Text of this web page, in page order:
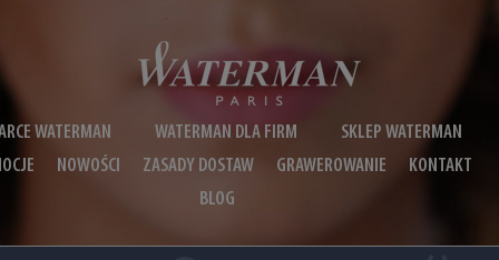
WATERMAN WATERMAN DLA FIRM
SKLEP WATERMAN
NOWOŚCI ZASADY DOSTAW GRAWEROWANIE
KONTAKT
BLOG